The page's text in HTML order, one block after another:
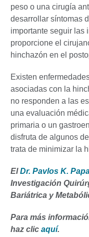
peso o una cirugía
desarrollar síntomas
importante seguir las
proporcione el
hinchazón en el
Existen
asociadas con la
no responden a las
una evaluación
primaria o un
disfruta de algunos
trata de minimizar la
ElDr. Pavlos K.
Investigación
Bariátrica y
Para más
haz clic aquí.